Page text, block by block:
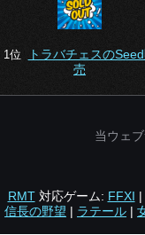
1位
トラバチェスの
売
当ウェ
RMT対応ゲーム: FFXI |
信長の野望 | ラテール |